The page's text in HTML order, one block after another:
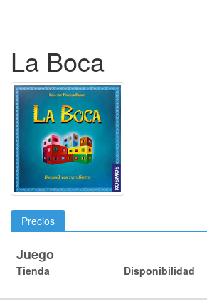
La Boca
Precios
Juego
Tienda Disponibilidad